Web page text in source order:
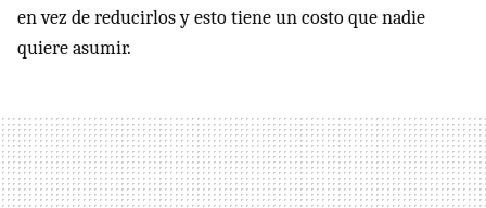
en vez de reducirlos y esto tiene un costo que nadie
quiere asumir.